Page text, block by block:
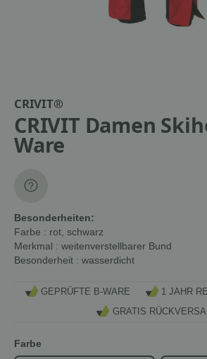
CRIVIT®
CRIVIT Damen
Ware
Besonderheiten:
Farbe : rot, schwarz
Merkmal : weitenverstellbarer Bund
Besonderheit : wasserdicht
GEPRÜFTE B-WARE
1 JAHR
GRATIS
Farbe